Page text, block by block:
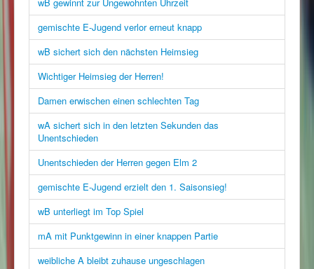
wB gewinnt zur Ungewohnten Uhrzeit
gemischte E-Jugend verlor erneut knapp
wB sichert sich den nächsten Heimsieg
Wichtiger Heimsieg der Herren!
Damen erwischen einen schlechten Tag
wA sichert sich in den letzten Sekunden das
Unentschieden
Unentschieden der Herren gegen Elm 2
gemischte E-Jugend erzielt den 1. Saisonsieg!
wB unterliegt im Top Spiel
mA mit Punktgewinn in einer knappen Partie
weibliche A bleibt zuhause ungeschlagen